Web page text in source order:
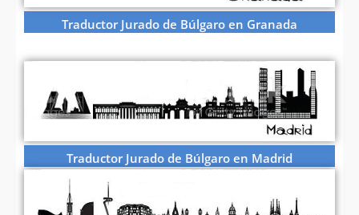
Traductor Jurado de Búlgaro en Granada
Traductor Jurado de Búlgaro en Madrid